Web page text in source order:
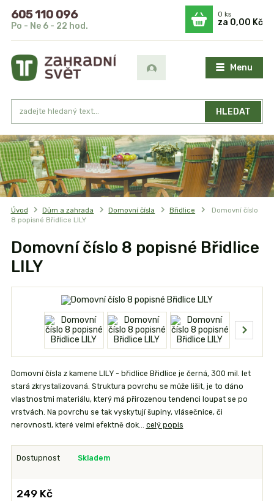
Menu
HLEDAT
605 110 096
Po - Ne 6 - 22 hod.
0ks
za 0,00 Kč
Úvod Dům a zahrada Domovní čísla Břidlice
Domovní číslo
8 popisné Břidlice LILY
Domovní číslo 8 popisné Břidlice
LILY
Domovní čísla z kamene LILY - břidlice Břidlice je černá, 300 mil. let
stará zkrystalizovaná. Struktura povrchu se může lišit, je to dáno
vlastnostmi materiálu, který má přirozenou tendenci loupat se po
vrstvách. Na povrchu se tak vyskytují šupiny, vlásečnice, či
nerovnosti, které velmi efektně dok... celý popis
Dostupnost Skladem
249 Kč